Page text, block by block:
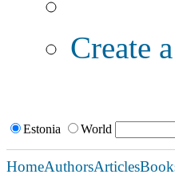
Create
Estonia World
HomeAuthorsArticles